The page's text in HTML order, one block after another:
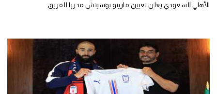
الأهلي السعودي يعلن تعيين مارينو بوسيتش مدربا للفريق